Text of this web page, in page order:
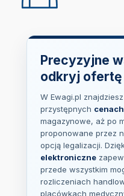
Precyzyjne
odkryj ofertę
W Ewagi.pl
przystępnych cenach
magazynowe, aż po
proponowane przez
opcją legalizacji.
elektroniczne
przede wszystkim
rozliczeniach
placówkach